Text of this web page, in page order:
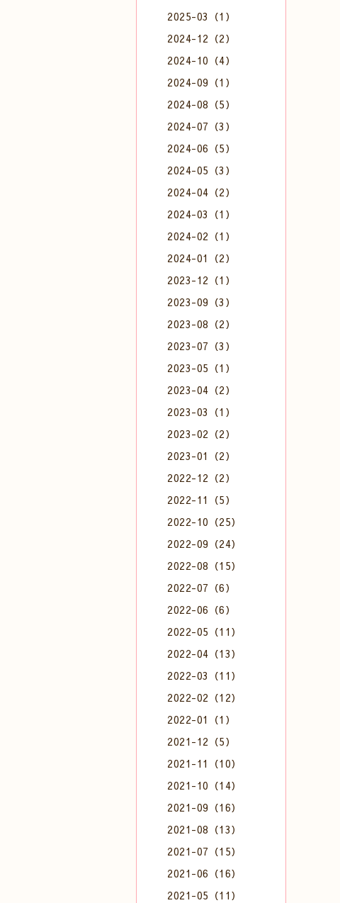
2025-03（1）
2024-12（2）
2024-10（4）
2024-09（1）
2024-08（5）
2024-07（3）
2024-06（5）
2024-05（3）
2024-04（2）
2024-03（1）
2024-02（1）
2024-01（2）
2023-12（1）
2023-09（3）
2023-08（2）
2023-07（3）
2023-05（1）
2023-04（2）
2023-03（1）
2023-02（2）
2023-01（2）
2022-12（2）
2022-11（5）
2022-10（25）
2022-09（24）
2022-08（15）
2022-07（6）
2022-06（6）
2022-05（11）
2022-04（13）
2022-03（11）
2022-02（12）
2022-01（1）
2021-12（5）
2021-11（10）
2021-10（14）
2021-09（16）
2021-08（13）
2021-07（15）
2021-06（16）
2021-05（11）